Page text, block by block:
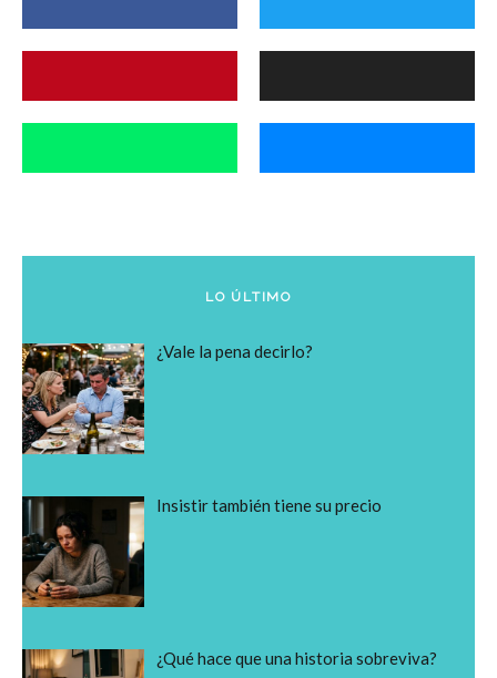
LO ÚLTIMO
¿Vale la pena decirlo?
Insistir también tiene su precio
¿Qué hace que una historia sobreviva?